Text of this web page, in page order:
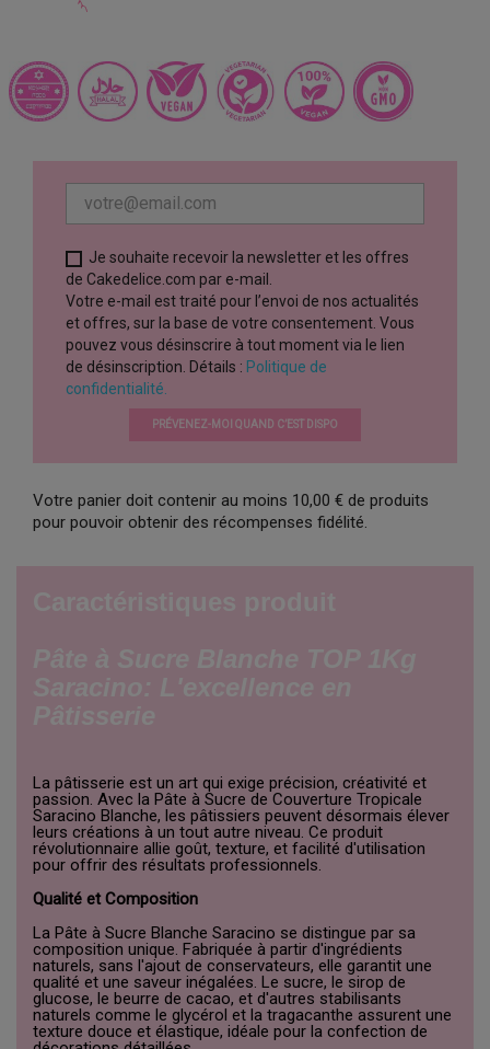
Je souhaite recevoir la newsletter et les offres
de Cakedelice.com par e-mail.
Votre e-mail est traité pour l’envoi de nos actualités
et offres, sur la base de votre consentement. Vous
pouvez vous désinscrire à tout moment via le lien
de désinscription. Détails : Politique de
confidentialité.
PRÉVENEZ-MOI QUAND C’EST DISPO
Votre panier doit contenir au moins 10,00 € de produits
pour pouvoir obtenir des récompenses fidélité.
La pâtisserie est un art qui exige précision, créativité et
passion. Avec la Pâte à Sucre de Couverture Tropicale
Saracino Blanche, les pâtissiers peuvent désormais élever
leurs créations à un tout autre niveau. Ce produit
révolutionnaire allie goût, texture, et facilité d'utilisation
pour offrir des résultats professionnels.
Qualité et Composition
La Pâte à Sucre Blanche Saracino se distingue par sa
composition unique. Fabriquée à partir d'ingrédients
naturels, sans l'ajout de conservateurs, elle garantit une
qualité et une saveur inégalées. Le sucre, le sirop de
glucose, le beurre de cacao, et d'autres stabilisants
naturels comme le glycérol et la tragacanthe assurent une
texture douce et élastique, idéale pour la confection de